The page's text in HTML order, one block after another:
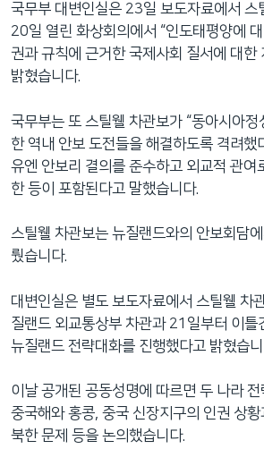
으
로
이
국무부 대변인실은 23일 보도자료에서 스
20일 열린 화상회의에서 “인도태평양에
권과 규칙에 근거한 국제사회 질서에 대한
밝혔습니다.
국무부는 또 스틸웰 차관보가 “동아시아
한 역내 안보 도전들을 해결하도록 격려했
유엔 안보리 결의를 준수하고 외교적 관여
한 등이 포함된다고 말했습니다.
스틸웰 차관보는 뉴질랜드와의 안보회담
뤘습니다.
대변인실은 별도 보도자료에서 스틸웰 차
질랜드 외교통상부 차관과 21일부터 이틀
뉴질랜드 전략대화를 진행했다고 밝혔습니
이날 공개된 공동성명에 따르면 두 나라
중국해와 홍콩, 중국 신장지구의 인권 상
북한 문제 등을 논의했습니다.